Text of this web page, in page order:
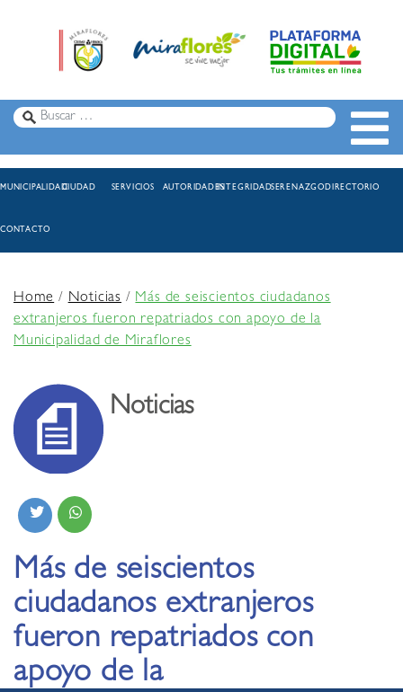
MUNICIPALIDADCIUDAD SERVICIOS AUTORIDADESINTEGRIDADSERENAZGODIRECTORIO
CONTACTO
Home/Noticias /Más de seiscientos ciudadanos
extranjeros fueron repatriados con apoyo de la
Municipalidad de Miraflores
Noticias
Más de seiscientos
ciudadanos extranjeros
fueron repatriados con
apoyo de la